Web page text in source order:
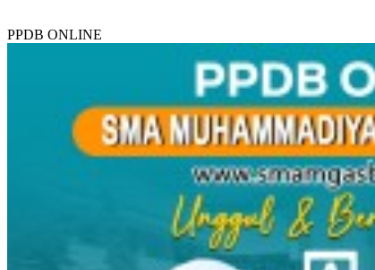
PPDB ONLINE